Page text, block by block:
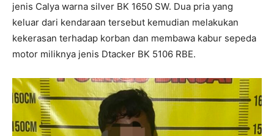
jenis Calya warna silver BK 1650 SW. Dua pria yang
keluar dari kendaraan tersebut kemudian melakukan
kekerasan terhadap korban dan membawa kabur sepeda
motor miliknya jenis Dtacker BK 5106 RBE.